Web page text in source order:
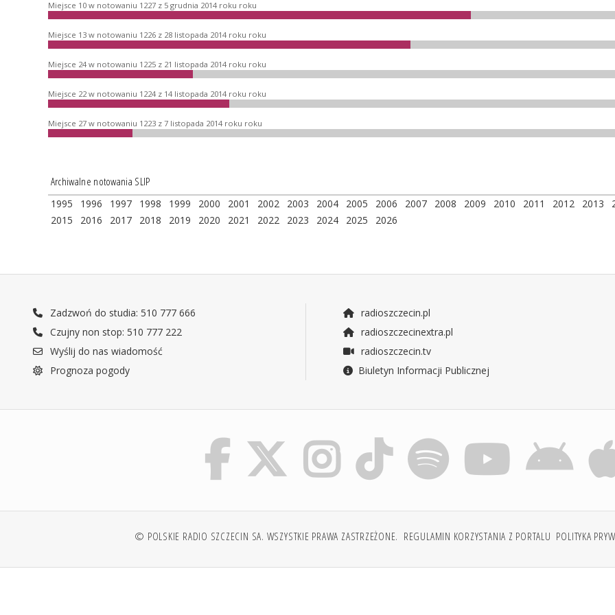
Miejsce 10 w notowaniu 1227 z 5 grudnia 2014 roku roku
Miejsce 13 w notowaniu 1226 z 28 listopada 2014 roku roku
Miejsce 24 w notowaniu 1225 z 21 listopada 2014 roku roku
Miejsce 22 w notowaniu 1224 z 14 listopada 2014 roku roku
Miejsce 27 w notowaniu 1223 z 7 listopada 2014 roku roku
Archiwalne notowania SLIP
1995 1996 1997 1998 1999 2000 2001 2002 2003 2004 2005 2006 2007 2008 2009 2010 2011 2012 2013
2015
2016 2017 2018 2019 2020 2021 2022 2023 2024 2025 2026
Zadzwoń do studia: 510 777 666
Czujny non stop: 510 777 222
Wyślij do nas wiadomość
Prognoza pogody
radioszczecin.pl
radioszczecinextra.pl
radioszczecin.tv
Biuletyn Informacji Publicznej
© POLSKIE RADIO SZCZECIN SA. WSZYSTKIE PRAWA ZASTRZEŻONE. REGULAMIN KORZYSTANIA Z PORTALU POLITYKA